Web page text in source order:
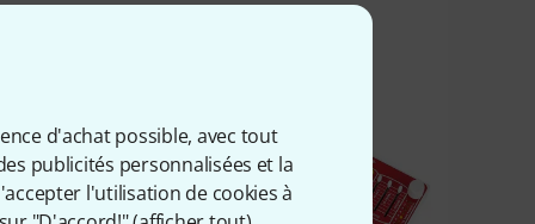
d'achat possible, avec tout
publicités personnalisées et la
l'utilisation de cookies à